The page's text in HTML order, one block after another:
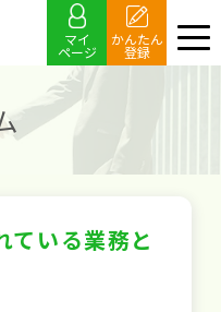
マイ
ページ
かんたん
登録
ている業務と